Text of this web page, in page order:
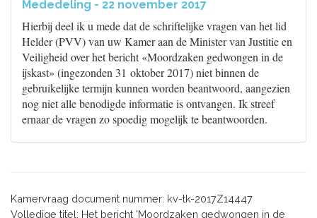
Mededeling - 22 november 2017
Hierbij deel ik u mede dat de schriftelijke vragen van het lid
Helder (PVV) van uw Kamer aan de Minister van Justitie en
Veiligheid over het bericht «Moordzaken gedwongen in de
ijskast» (ingezonden 31 oktober 2017) niet binnen de
gebruikelijke termijn kunnen worden beantwoord, aangezien
nog niet alle benodigde informatie is ontvangen. Ik streef
ernaar de vragen zo spoedig mogelijk te beantwoorden.
Kamervraag document nummer: kv-tk-2017Z14447
Volledige titel: Het bericht 'Moordzaken gedwongen in de